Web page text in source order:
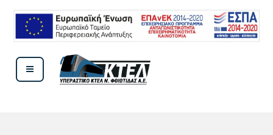
Μετάβαση
περιεχόμενο